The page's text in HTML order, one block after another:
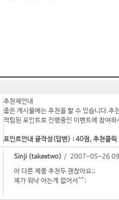
추천제안내
좋은 게시물에는 추천을 할 수 있습니다.추
적립된 포인트로 진행중인 이벤트에 참여
포인트안내 글작성(답변) : 40점, 추천클
Sinji (takestwo) / 2007-05-26
아 다른 제품 추천두 괜찮아요;;
제가 워낙 아는게 없어서^^;